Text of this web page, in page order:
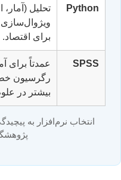
Python
تحلیل
ویژوال‌سازی
برای اقتصاد.
SPSS
عمدتاً برای
رگرسیون
بیشتر در
انتخاب نرم‌افزار به